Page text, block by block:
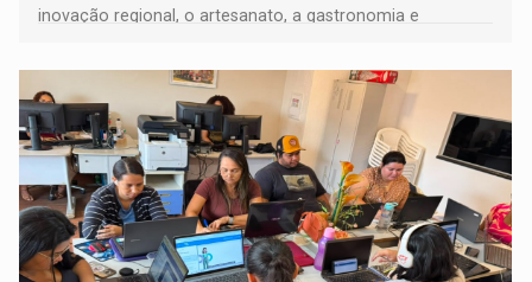
inovação regional, o artesanato, a gastronomia e